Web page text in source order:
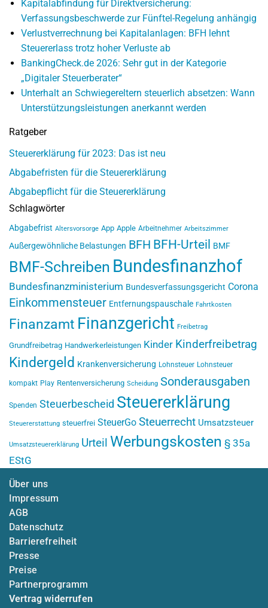
Kapitalabfindung für Direktversicherung:
Verfassungsbeschwerde zur Fünftel-Regelung anhängig
Verlustverrechnung bei Kapitalanlagen: BFH lehnt
Steuererlass trotz hoher Verluste ab
BankingCheck.de 2026: Sehr gut in der Kategorie
„Digitaler Steuerberater“
Unterhalt an Schwiegereltern steuerlich absetzen: Wann
Unterstützungsleistungen anerkannt werden
Ratgeber
Steuererklärung für 2023: Das ist neu
Abgabefristen für die Steuererklärung
Abgabepflicht für die Steuererklärung
Schlagwörter
Abgabefrist Altersvorsorge App Apple Arbeitnehmer Arbeitszimmer
Außergewöhnliche Belastungen BFH BFH-Urteil BMF
BMF-Schreiben Bundesfinanzhof
Bundesfinanzministerium Bundesverfassungsgericht Corona
Einkommensteuer Entfernungspauschale Fahrtkosten
Finanzamt Finanzgericht Freibetrag
Grundfreibetrag Handwerkerleistungen Kinder Kinderfreibetrag
Kindergeld Krankenversicherung Lohnsteuer Lohnsteuer
kompakt Play Rentenversicherung Scheidung Sonderausgaben
Spenden Steuerbescheid Steuererklärung
Steuererstattung steuerfrei SteuerGo Steuerrecht Umsatzsteuer
Umsatzsteuererklärung Urteil Werbungskosten § 35a
EStG
Über uns
Impressum
AGB
Datenschutz
Barrierefreiheit
Presse
Preise
Partnerprogramm
Vertrag widerrufen